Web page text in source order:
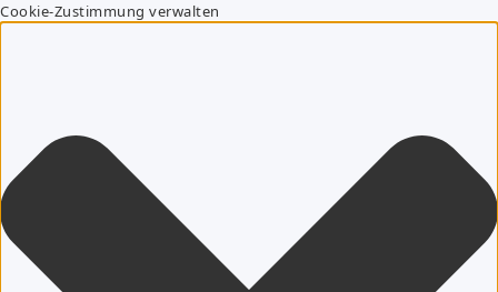
Cookie-Zustimmung verwalten